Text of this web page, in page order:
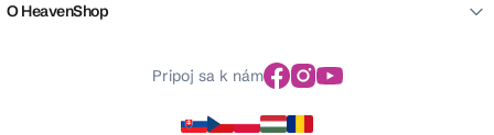
O HeavenShop
Pripoj sa k nám